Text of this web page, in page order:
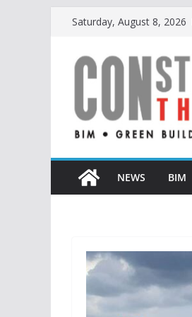
Skip
content
Saturday, August 8, 2026
NEWS
BIM